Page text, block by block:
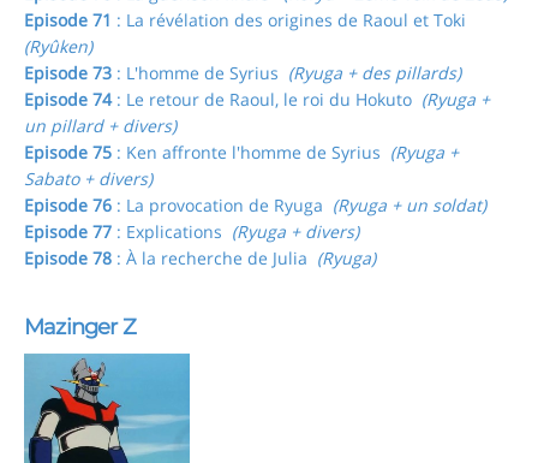
Episode 71 : La révélation des origines de Raoul et Toki
(Ryûken)
Episode 73 : L'homme de Syrius (Ryuga + des pillards)
Episode 74: Le retour de Raoul, le roi du Hokuto (Ryuga +
un pillard + divers)
Episode 75 : Ken affronte l'homme de Syrius (Ryuga +
Sabato + divers)
Episode 76 : La provocation de Ryuga (Ryuga + un soldat)
Episode 77 : Explications (Ryuga + divers)
Episode 78 : À la recherche de Julia (Ryuga)
Mazinger Z